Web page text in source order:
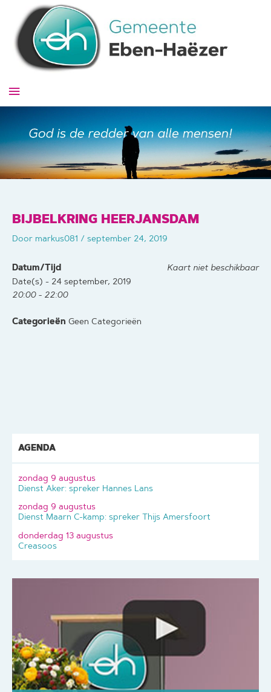
inhoud
Hoofdmenu
BIJBELKRING HEERJANSDAM
Door markus081 / september 24, 2019
Kaart niet beschikbaar
Datum/Tijd
Date(s) - 24 september, 2019
20:00 - 22:00
Categorieën Geen Categorieën
AGENDA
zondag 9 augustus
Dienst Aker: spreker Hannes Lans
zondag 9 augustus
Dienst Maarn C-kamp: spreker Thijs Amersfoort
donderdag 13 augustus
Creasoos